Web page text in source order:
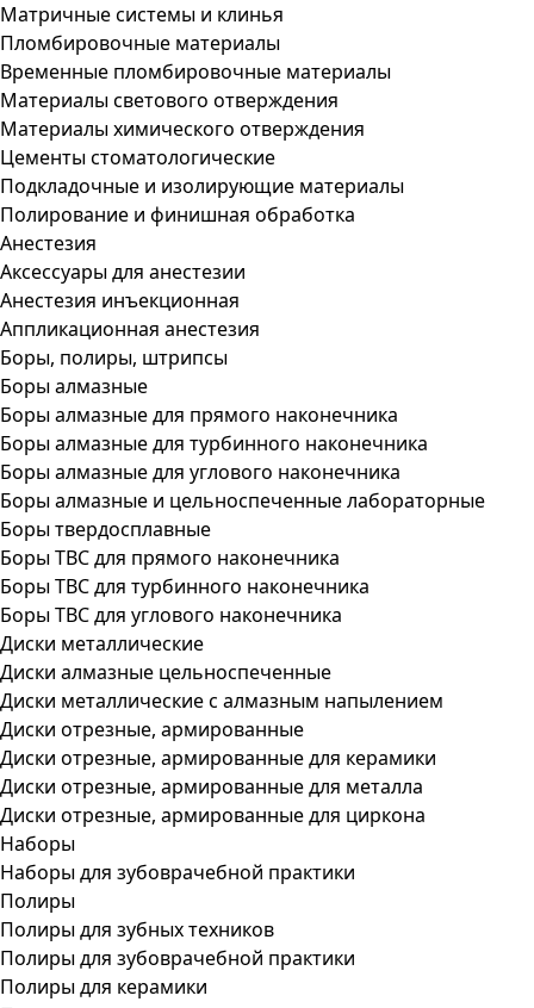
Матричные системы и клинья
Пломбировочные материалы
Временные пломбировочные материалы
Материалы светового отверждения
Материалы химического отверждения
Цементы стоматологические
Подкладочные и изолирующие материалы
Полирование и финишная обработка
Анестезия
Аксессуары для анестезии
Анестезия инъекционная
Аппликационная анестезия
Боры, полиры, штрипсы
Боры алмазные
Боры алмазные для прямого наконечника
Боры алмазные для турбинного наконечника
Боры алмазные для углового наконечника
Боры алмазные и цельноспеченные лабораторные
Боры твердосплавные
Боры ТВС для прямого наконечника
Боры ТВС для турбинного наконечника
Боры ТВС для углового наконечника
Диски металлические
Диски алмазные цельноспеченные
Диски металлические с алмазным напылением
Диски отрезные, армированные
Диски отрезные, армированные для керамики
Диски отрезные, армированные для металла
Диски отрезные, армированные для циркона
Наборы
Наборы для зубоврачебной практики
Полиры
Полиры для зубных техников
Полиры для зубоврачебной практики
Полиры для керамики